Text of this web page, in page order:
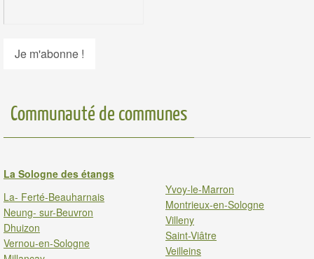
Communauté de communes
La Sologne des étangs
La- Ferté-Beauharnais
Neung- sur-Beuvron
Dhuizon
Vernou-en-Sologne
Yvoy-le-Marron
Montrieux-en-Sologne
Villeny
Saint-Viâtre
Veilleins